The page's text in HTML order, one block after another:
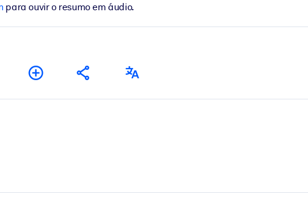
para ouvir o resumo em áudio.